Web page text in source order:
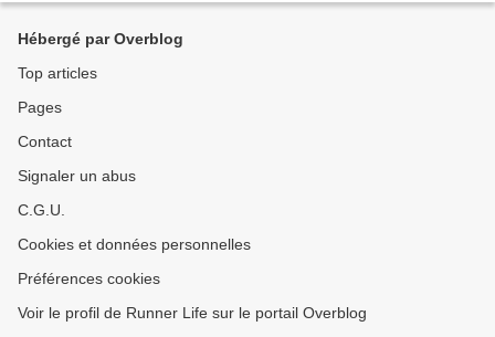
Hébergé par Overblog
Top articles
Pages
Contact
Signaler un abus
C.G.U.
Cookies et données personnelles
Préférences cookies
Voir le profil de Runner Life sur le portail Overblog